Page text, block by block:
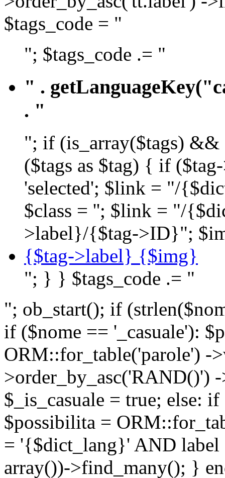
$tags_code = "
"; $tags_code .= "
" .
. "
"; if (is_array($tags) &&
($tags as $tag) { if
'selected'; $link = "/
$class = ''; $link = "/
>label}/{$tag->ID}";
{$tag->label} {$img}
"; } } $tags_code .= "
"; ob_start(); if
if ($nome == '_casuale'):
ORM::for_table('parole') -
>order_by_asc('RAND()')
$_is_casuale = true; else:
$possibilita =
= '{$dict_lang}' AND
array())->find_many(); }